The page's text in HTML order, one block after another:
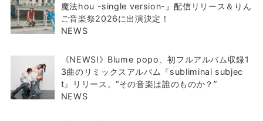
魔法hou -single version-』配信リリース＆りん
ご音楽祭2026に出演決定！
NEWS
《NEWS!》Blume popo、初フルアルバム収録1
3曲のリミックスアルバム『subliminal subjec
t』リリース。“その音楽は誰のものか？”
NEWS